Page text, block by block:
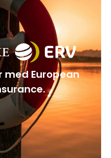
med European